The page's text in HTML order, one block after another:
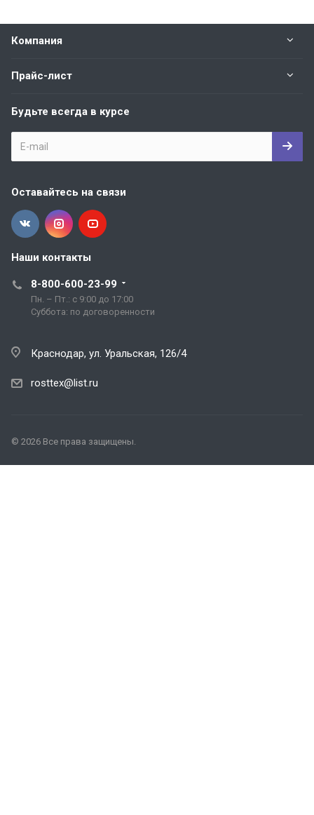
Компания
Прайс-лист
Будьте всегда в курсе
Оставайтесь на связи
Наши контакты
8-800-600-23-99
Пн. – Пт.: с 9:00 до 17:00
Cуббота: по договоренности
Краснодар, ул. Уральская, 126/4
rosttex@list.ru
© 2026 Все права защищены.